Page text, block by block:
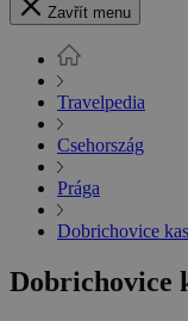
Zavřít menu
Travelpedia
Csehország
Prága
Dobrichovice
Dobrichovice